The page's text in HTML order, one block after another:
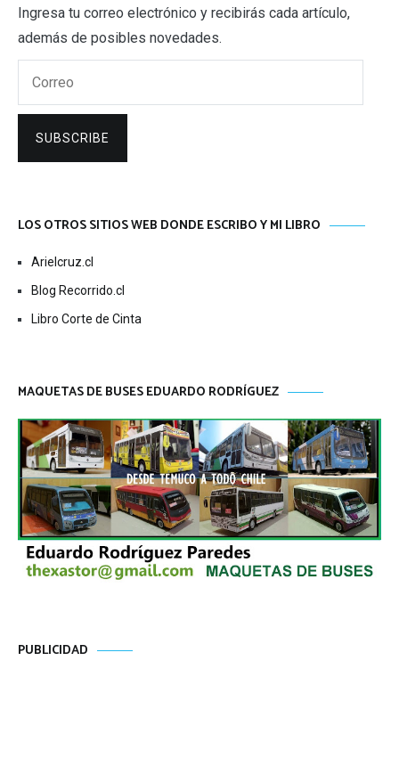
Ingresa tu correo electrónico y recibirás cada artículo,
además de posibles novedades.
SUBSCRIBE
LOS OTROS SITIOS WEB DONDE ESCRIBO Y MI LIBRO
Arielcruz.cl
Blog Recorrido.cl
Libro Corte de Cinta
MAQUETAS DE BUSES EDUARDO RODRÍGUEZ
PUBLICIDAD